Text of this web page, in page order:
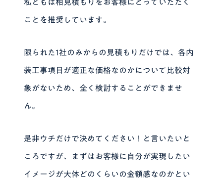
私どもは相見積もりをお客様にとっていただく
ことを推奨しています。
限られた1社のみからの見積もりだけでは、各内
装工事項目が適正な価格なのかについて比較対
象がないため、全く検討することができませ
ん。
是非ウチだけで決めてください！と言いたいと
ころですが、まずはお客様に自分が実現したい
イメージが大体どのくらいの金額感なのかとい